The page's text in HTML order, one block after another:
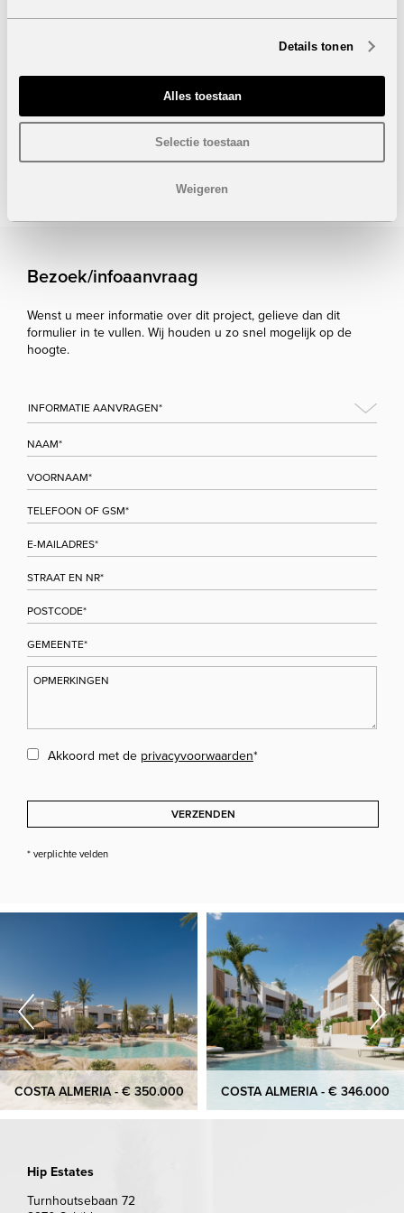
Details tonen
Alles toestaan
Selectie toestaan
Weigeren
Onder voorbehoud van eventuele prijswijzigingen.
Bezoek/infoaanvraag
Wenst u meer informatie over dit project, gelieve dan dit
formulier in te vullen. Wij houden u zo snel mogelijk op de
hoogte.
Akkoord met de privacyvoorwaarden*
VERZENDEN
* verplichte velden
COSTA ALMERIA - € 350.000 COSTA ALMERIA - € 346.000
Hip Estates
Turnhoutsebaan 72